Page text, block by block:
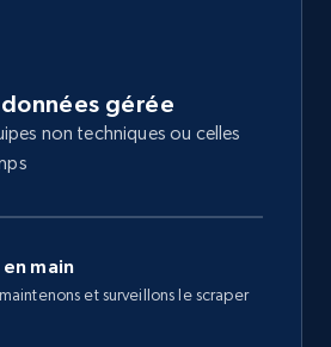
gérée
non techniques ou celles
main
et surveillons le scraper